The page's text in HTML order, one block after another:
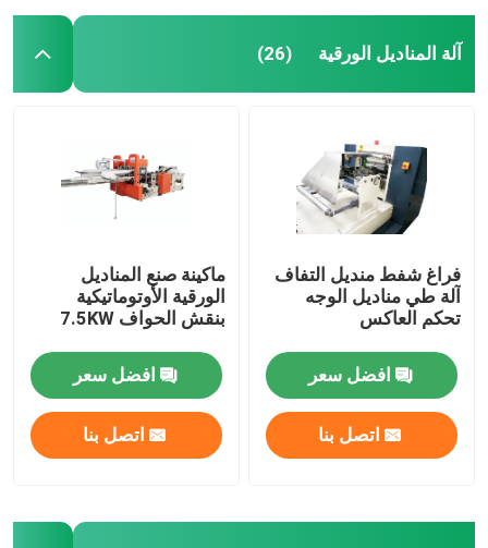
آلة المناديل الورقية (26)
فراغ شفط منديل التفاف
آلة طي مناديل الوجه
تحكم العاكس
افضل سعر
اتصل بنا
ماكينة صنع المناديل
الورقية الأوتوماتيكية
بنقش الحواف 7.5KW
افضل سعر
اتصل بنا